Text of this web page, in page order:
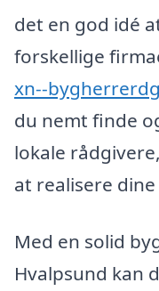
det en god idé
forskellige
xn--
du nemt finde
lokale
at realisere
Med en solid
Hvalpsund kan